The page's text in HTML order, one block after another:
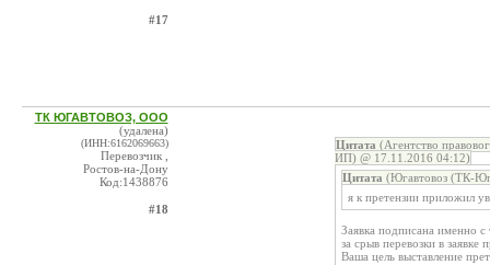
#17
ТК ЮГАВТОВОЗ, ООО
(удалена)
(ИНН:6162069663)
Перевозчик ,
Ростов-на-Дону
Код:1438876
#18
Цитата (Агентство
ИП) @ 17.11.2016 04:12)
Цитата (Югавтовоз (ТК-
я к претензии приложил
Заявка подписана именно
за срыв перевозки в заявке
Ваша цель выставление